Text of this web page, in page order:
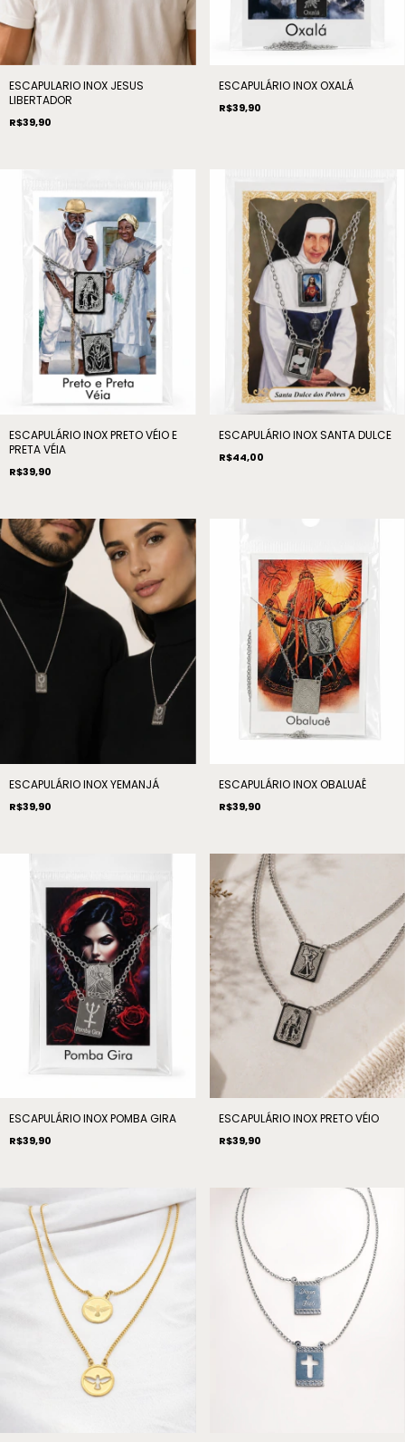
ESCAPULARIO INOX JESUS
LIBERTADOR
R$39,90
ESCAPULÁRIO INOX OXALÁ
R$39,90
ESCAPULÁRIO INOX PRETO VÉIO E
PRETA VÉIA
R$39,90
ESCAPULÁRIO INOX SANTA DULCE
R$44,00
ESCAPULÁRIO INOX YEMANJÁ
R$39,90
ESCAPULÁRIO INOX OBALUAÊ
R$39,90
ESCAPULÁRIO INOX POMBA GIRA
R$39,90
ESCAPULÁRIO INOX PRETO VÉIO
R$39,90